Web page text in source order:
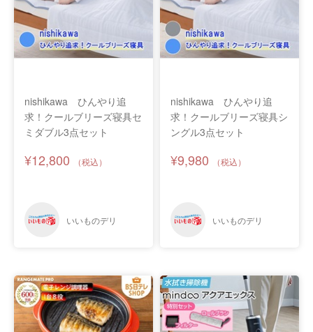
nishikawa ひんやり追
求！クールブリーズ寝具セ
ミダブル3点セット
¥12,800
nishikawa ひんやり追
求！クールブリーズ寝具シ
ングル3点セット
¥9,980